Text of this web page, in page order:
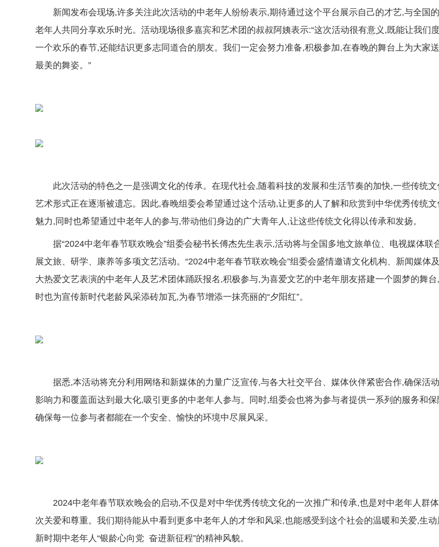
新闻发布会现场,许多关注此次活动的中老年人纷纷表示,期待通过这个平台展示自己的才艺,与全国
老年人共同分享欢乐时光。活动现场很多嘉宾和艺术团的叔叔阿姨表示:“这次活动很有意义,既能让我们
一个欢乐的春节,还能结识更多志同道合的朋友。我们一定会努力准备,积极参加,在春晚的舞台上为大家
最美的舞姿。”
此次活动的特色之一是强调文化的传承。在现代社会,随着科技的发展和生活节奏的加快,一些传统文
艺术形式正在逐渐被遗忘。因此,春晚组委会希望通过这个活动,让更多的人了解和欣赏到中华优秀传统文
魅力,同时也希望通过中老年人的参与,带动他们身边的广大青年人,让这些传统文化得以传承和发扬。
据“2024中老年春节联欢晚会”组委会秘书长傅杰先生表示,活动将与全国多地文旅单位、电视媒体联
展文旅、研学、康养等多项文艺活动。“2024中老年春节联欢晚会”组委会盛情邀请文化机构、新闻媒体
大热爱文艺表演的中老年人及艺术团体踊跃报名,积极参与,为喜爱文艺的中老年朋友搭建一个圆梦的舞台
时也为宣传新时代老龄风采添砖加瓦,为春节增添一抹亮丽的“夕阳红”。
据悉,本活动将充分利用网络和新媒体的力量广泛宣传,与各大社交平台、媒体伙伴紧密合作,确保活
影响力和覆盖面达到最大化,吸引更多的中老年人参与。同时,组委会也将为参与者提供一系列的服务和保
确保每一位参与者都能在一个安全、愉快的环境中尽展风采。
2024中老年春节联欢晚会的启动,不仅是对中华优秀传统文化的一次推广和传承,也是对中老年人群
次关爱和尊重。我们期待能从中看到更多中老年人的才华和风采,也能感受到这个社会的温暖和关爱,生动
新时期中老年人“银龄心向党 奋进新征程”的精神风貌。